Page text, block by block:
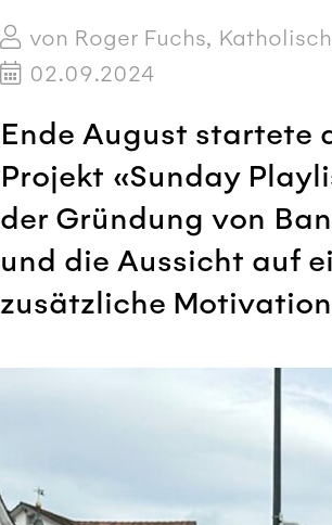
von Roger Fuchs,
02.09.2024
Ende August startete
Projekt «Sunday
der Gründung von
und die Aussicht auf
zusätzliche